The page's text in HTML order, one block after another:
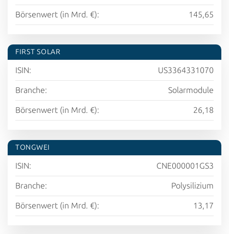
Börsenwert (in Mrd. €): 145,65
FIRST SOLAR
ISIN: US3364331070
Branche: Solarmodule
Börsenwert (in Mrd. €): 26,18
TONGWEI
ISIN: CNE000001GS3
Branche: Polysilizium
Börsenwert (in Mrd. €): 13,17